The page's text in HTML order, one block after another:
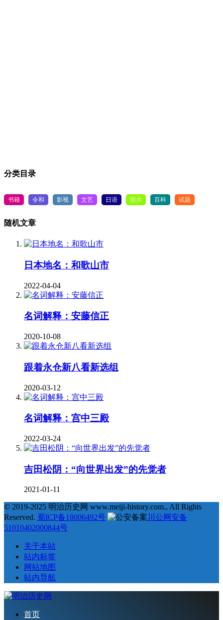
分类目录
书籍 令和 影视 文艺 日语 照片 百科 试题
随机文章
日本地名：和歌山市
2022-04-04
名词解释：安藤信正
2020-10-08
跟着永仓新八看新选组
2020-03-12
名词解释：宫中三殿
2022-03-24
吉田松阴：“向世界出发”的先觉者
2021-01-11
© 2019-2025 明治历史网 www.meiji-history.com., All Rights
Reserved. 蜀ICP备18006492号
川公网安备
51010402000844号
关于本站
站内标签
网站地图
站内导航
首页